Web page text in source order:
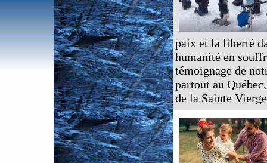
paix et la liberté
humanité en
témoignage de
partout au
de la Sainte